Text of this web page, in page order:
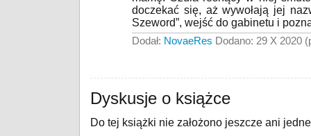
doczekać się, aż wywołają jej
Szeword”, wejść do gabinetu i
Dodał: NovaeRes Dodano: 29 X 2020
Dyskusje o książce
Do tej książki nie założono jeszcze ani